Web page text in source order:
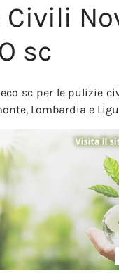
Civili
sc
sc per le pulizie
Lombardia e